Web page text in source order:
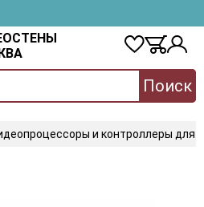
Поиск
и контроллеры для